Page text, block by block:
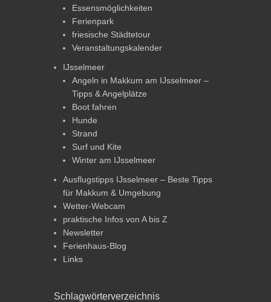
Essensmöglichkeiten
Ferienpark
friesische Städtetour
Veranstaltungskalender
IJsselmeer
Angeln in Makkum am IJsselmeer –
Tipps & Angelplätze
Boot fahren
Hunde
Strand
Surf und Kite
Winter am IJsselmeer
Ausflugstipps IJsselmeer – Beste Tipps
für Makkum & Umgebung
Wetter-Webcam
praktische Infos von A bis Z
Newsletter
Ferienhaus-Blog
Links
Schlagwörterverzeichnis